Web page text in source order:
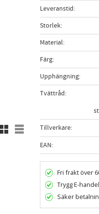
Rutnätsvy
Listvy
Leveranstid
Storlek
Material
Färg
Upphängning
Tvättråd
Tillverkare
EAN
Fri frakt över
Trygg E-handel
Säker